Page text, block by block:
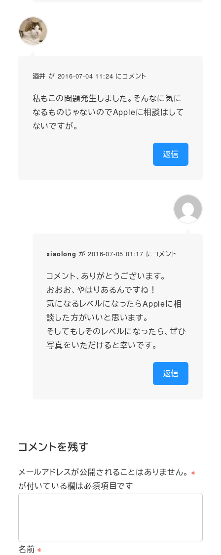
酒井 が 2016-07-04 11:24 にコメント
私もこの問題発生しました。そんなに気に
なるものじゃないのでAppleに相談はして
ないですが。
返信
xiaolong が 2016-07-05 01:17 にコメント
コメント、ありがとうございます。
おおお、やはりあるんですね！
気になるレベルになったらAppleに相
談した方がいいと思います。
そしてもしそのレベルになったら、ぜひ
写真をいただけると幸いです。
返信
コメントを残す
メールアドレスが公開されることはありません。 ※
が付いている欄は必須項目です
名前※